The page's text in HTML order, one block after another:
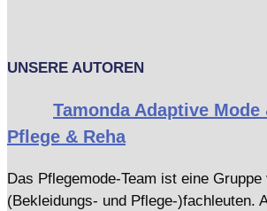
UNSERE AUTOREN
Tamonda Adaptive
Pflege & Reha
Das Pflegemode-Team ist eine
(Bekleidungs- und Pflege-)fachleuten.